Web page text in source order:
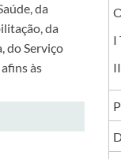
da
da
do Serviço
às
I